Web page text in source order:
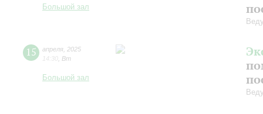
Большой зал
15 апреля 2025
14:30 Вт
Большой зал